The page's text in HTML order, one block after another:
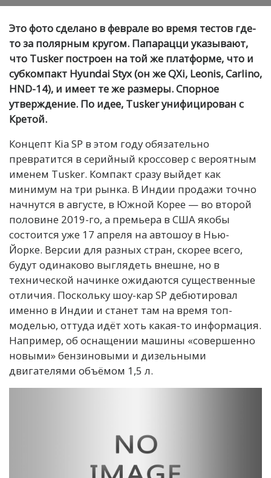
Это фото сделано в феврале во время тестов где-
то за полярным кругом. Папарацци указывают,
что Tusker построен на той же платформе, что и
субкомпакт Hyundai Styx (он же QXi, Leonis, Carlino,
HND-14), и имеет те же размеры. Спорное
утверждение. По идее, Tusker унифицирован с
Кретой.
Концепт Kia SP в этом году обязательно
превратится в серийный кроссовер с вероятным
именем Tusker. Компакт сразу выйдет как
минимум на три рынка. В Индии продажи точно
начнутся в августе, в Южной Корее — во второй
половине 2019-го, а премьера в США якобы
состоится уже 17 апреля на автошоу в Нью-
Йорке. Версии для разных стран, скорее всего,
будут одинаково выглядеть внешне, но в
технической начинке ожидаются существенные
отличия. Поскольку шоу-кар SP дебютировал
именно в Индии и станет там на время топ-
моделью, оттуда идёт хоть какая-то информация.
Например, об оснащении машины «совершенно
новыми» бензиновыми и дизельными
двигателями объёмом 1,5 л.